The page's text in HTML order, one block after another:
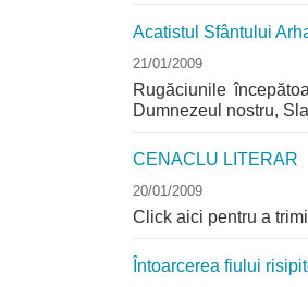
Acatistul Sfântului
21/01/2009
Rugăciunile
Dumnezeul nostru,
CENACLU LITERAR
20/01/2009
Click aici pentru a
Întoarcerea fiului